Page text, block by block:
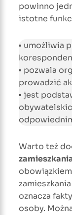
powinno
istotne
▪ umożliwia
▪ pozwala
prowadzić
▪ jest
Warto też
oznacza
osoby.